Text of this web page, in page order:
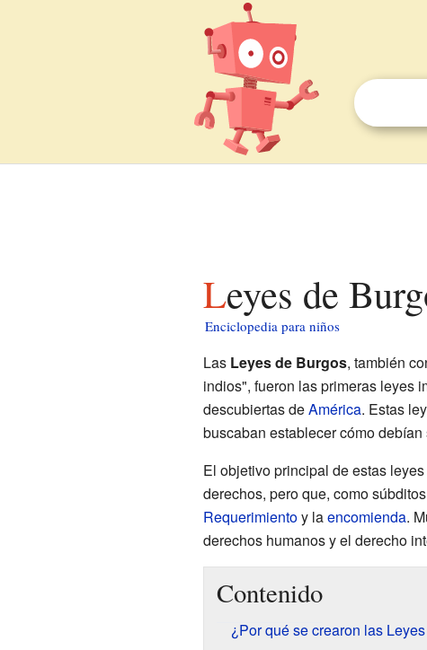
Leyes de
Enciclopedia para niños
Las Leyes de Burgos, también
indios", fueron las primeras leyes
descubiertas deAmérica. Estas
buscaban establecer cómo
El objetivo principal de estas
derechos, pero que, como
Requerimientoy laencomienda.
derechos humanos y el derecho
Contenido
¿Por qué se crearon las